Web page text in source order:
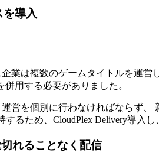
導入
業は複数のゲームタイトルを運
用する必要がありました。
営を個別に行わなければならず
るため、CloudPlex Delivery導入
れることなく配信